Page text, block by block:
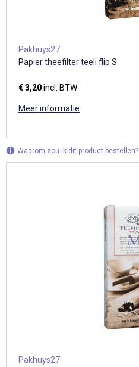
Pakhuys27
Papier theefilter teeli flip S
€ 3,20incl. BTW
Meer informatie
Waarom zou ik dit product bestellen?
Pakhuys27